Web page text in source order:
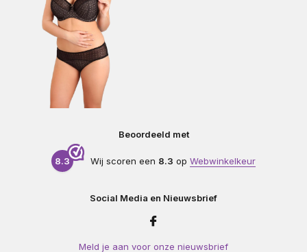
Beoordeeld met
8.3 Wij scoren een 8.3 op Webwinkelkeur
Social Media en Nieuwsbrief
Meld je aan voor onze nieuwsbrief